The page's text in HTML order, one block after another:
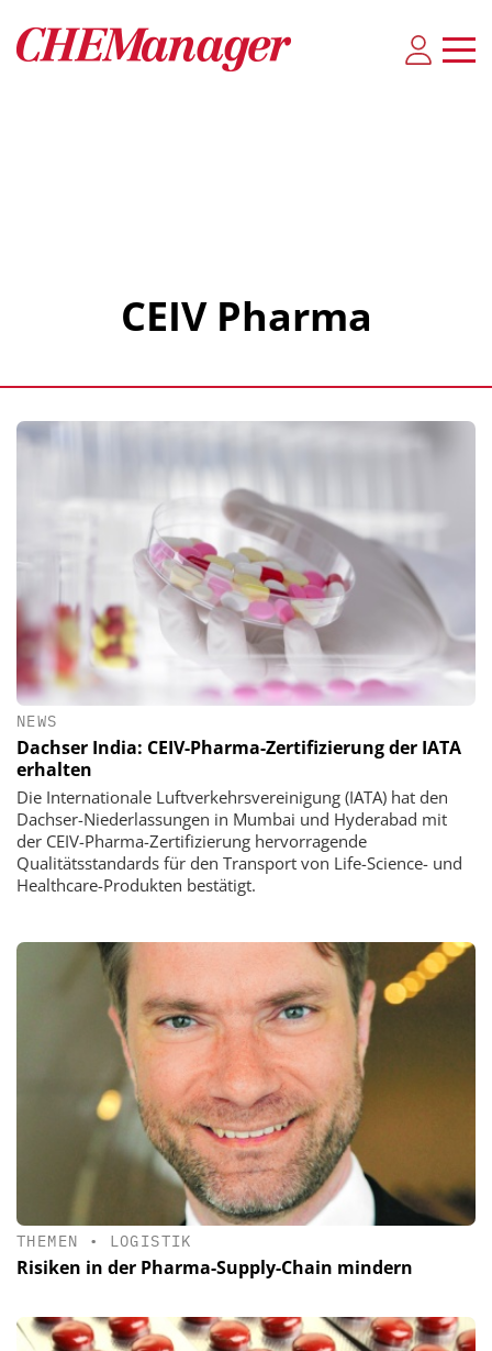
CEIV Pharma
NEWS
Dachser India: CEIV-Pharma-Zertifizierung der IATA
erhalten
Die Internationale Luftverkehrsvereinigung (IATA) hat den
Dachser-Niederlassungen in Mumbai und Hyderabad mit
der CEIV-Pharma-Zertifizierung hervorragende
Qualitätsstandards für den Transport von Life-Science- und
Healthcare-Produkten bestätigt.
THEMEN • LOGISTIK
Risiken in der Pharma-Supply-Chain mindern